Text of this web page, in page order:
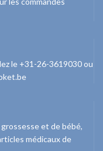
le +31-26-3619030 ou
et de bébé,
médicaux de